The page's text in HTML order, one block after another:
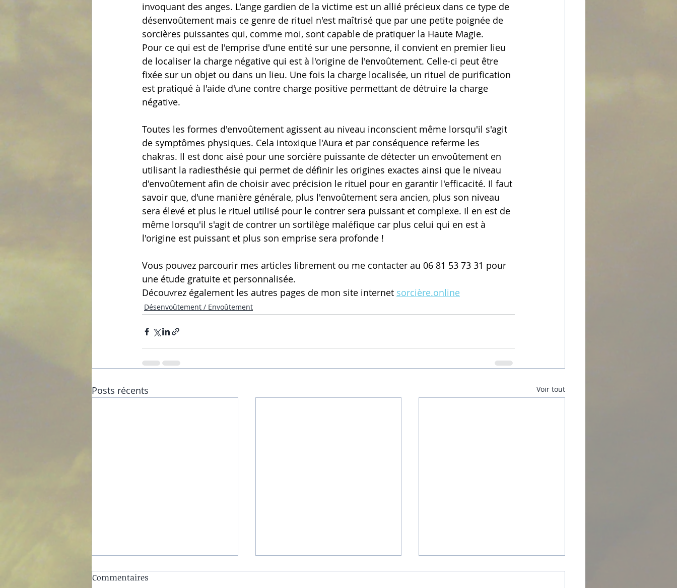
invoquant des anges. L'ange gardien de la victime est un allié précieux dans ce type de
désenvoûtement mais ce genre de rituel n'est maîtrisé que par une petite poignée de
sorcières puissantes qui, comme moi, sont capable de pratiquer la Haute Magie.
Pour ce qui est de l'emprise d'une entité sur une personne, il convient en premier lieu
de localiser la charge négative qui est à l'origine de l'envoûtement. Celle-ci peut être
fixée sur un objet ou dans un lieu. Une fois la charge localisée, un rituel de purification
est pratiqué à l'aide d'une contre charge positive permettant de détruire la charge
négative.
Toutes les formes d'envoûtement agissent au niveau inconscient même lorsqu'il s'agit
de symptômes physiques. Cela intoxique l'Aura et par conséquence referme les
chakras. Il est donc aisé pour une sorcière puissante de détecter un envoûtement en
utilisant la radiesthésie qui permet de définir les origines exactes ainsi que le niveau
d'envoûtement afin de choisir avec précision le rituel pour en garantir l'efficacité. Il faut
savoir que, d'une manière générale, plus l'envoûtement sera ancien, plus son niveau
sera élevé et plus le rituel utilisé pour le contrer sera puissant et complexe. Il en est de
même lorsqu'il s'agit de contrer un sortilège maléfique car plus celui qui en est à
l'origine est puissant et plus son emprise sera profonde !
Vous pouvez parcourir mes articles librement ou me contacter au 06 81 53 73 31 pour
une étude gratuite et personnalisée.
Découvrez également les autres pages de mon site internet sorcière.online
Désenvoûtement / Envoûtement
Posts récents Voir tout
Commentaires